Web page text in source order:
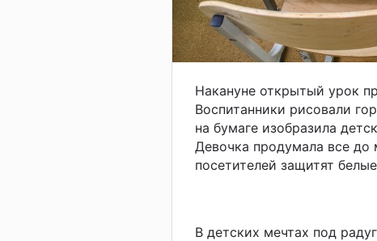
Накануне открытый урок
Воспитанники рисовали
на бумаге изобразила
Девочка продумала все до
посетителей защитят
В детских мечтах под